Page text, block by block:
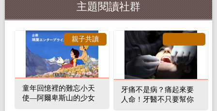
主題閱讀社群
童年回憶裡的難忘小天
使—阿爾卑斯山的少女
親子共讀
牙痛不是病？痛起來要
人命！牙醫不只要幫你